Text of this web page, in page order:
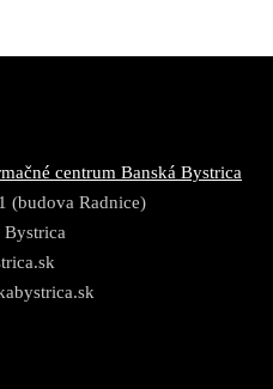
centrum Banská Bystrica
(budova Radnice)
Bystrica